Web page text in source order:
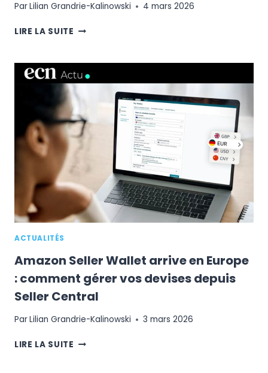
ParLilian Grandrie-Kalinowski 4 mars 2026
LIRE LA SUITE REFURBED
3
MILLIARDS
D’EUROS
DE
VENTES
ET
S’ÉTEND
EUROPÉENS
ACTUALITÉS
Amazon Seller Wallet arrive en Europe
: comment gérer vos devises depuis
Seller Central
ParLilian Grandrie-Kalinowski 3 mars 2026
LIRE LA SUITE AMAZON